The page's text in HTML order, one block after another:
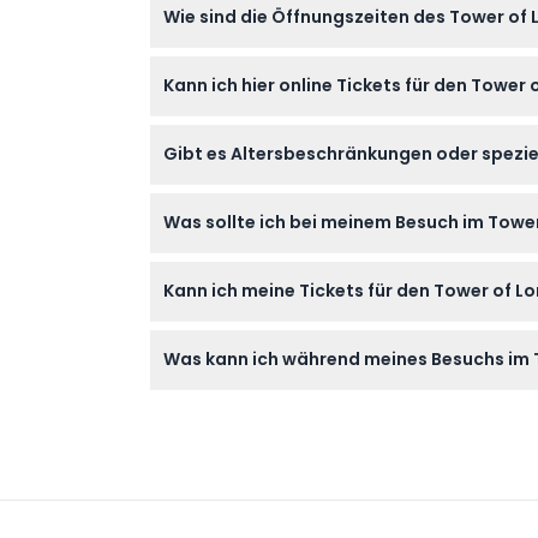
Wie sind die Öffnungszeiten des Tower of
erfolgt eine Stunde vor Schließung, planen
Kann ich hier online Tickets für den Tower
Gibt es Altersbeschränkungen oder
Tickets sind für Senioren ab 65 Jahren,
Was sollte ich bei meinem Besuch im
für den Eintritt.
Kann ich meine Tickets für den Tower of
bestätigen.
Was kann ich während meines Besuchs